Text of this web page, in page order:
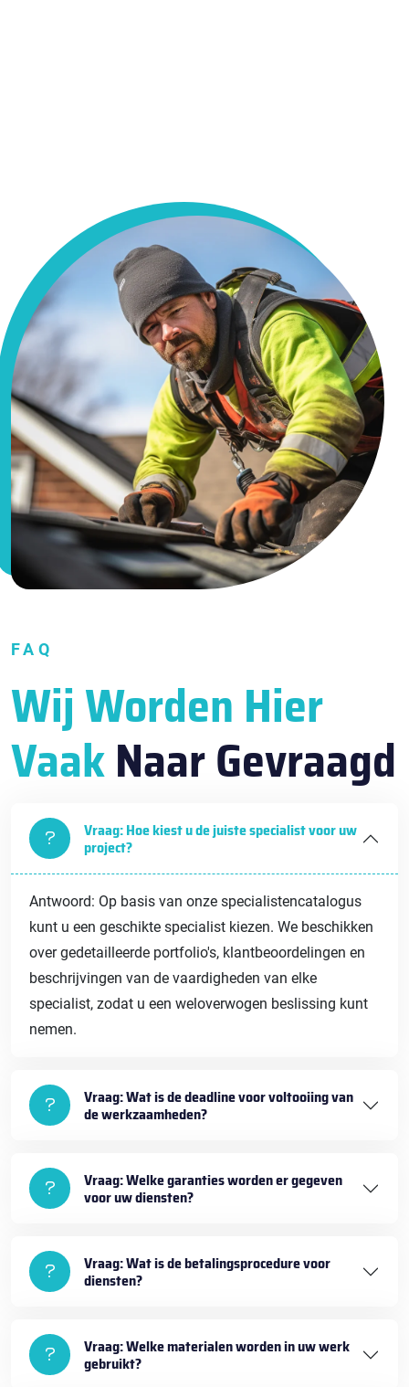
FAQ
Wij Worden Hier
VaakNaar Gevraagd
Vraag: Hoe kiest u de juiste specialist voor uw
project?
Antwoord: Op basis van onze specialistencatalogus
kunt u een geschikte specialist kiezen. We beschikken
over gedetailleerde portfolio's, klantbeoordelingen en
beschrijvingen van de vaardigheden van elke
specialist, zodat u een weloverwogen beslissing kunt
nemen.
Vraag: Wat is de deadline voor voltooiing van
de werkzaamheden?
Vraag: Welke garanties worden er gegeven
voor uw diensten?
Vraag: Wat is de betalingsprocedure voor
diensten?
Vraag: Welke materialen worden in uw werk
gebruikt?